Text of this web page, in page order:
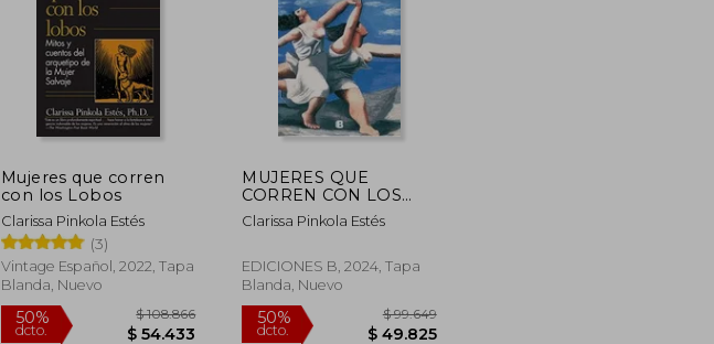
Mujeres que corren
con los Lobos
Clarissa Pinkola Estés
(3)
Vintage Español, 2022, Tapa
Blanda, Nuevo
MUJERES QUE
CORREN CON LOS
LOBOS
Clarissa Pinkola Estés
EDICIONES B, 2024, Tapa
Blanda, Nuevo